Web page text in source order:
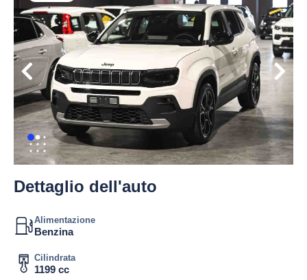
Dettaglio dell'auto
Alimentazione
Benzina
Cilindrata
1199 cc